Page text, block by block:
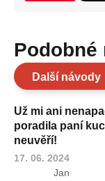
Další návody
Už mi ani
poradila paní
neuvěří!
17. 06. 2024
Jan